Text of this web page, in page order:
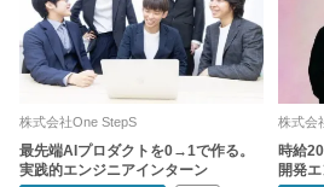
株式会社One StepS
最先端AIプロダクトを0→1で作る。
実践的エンジニアインターン
株式会
時給
開発